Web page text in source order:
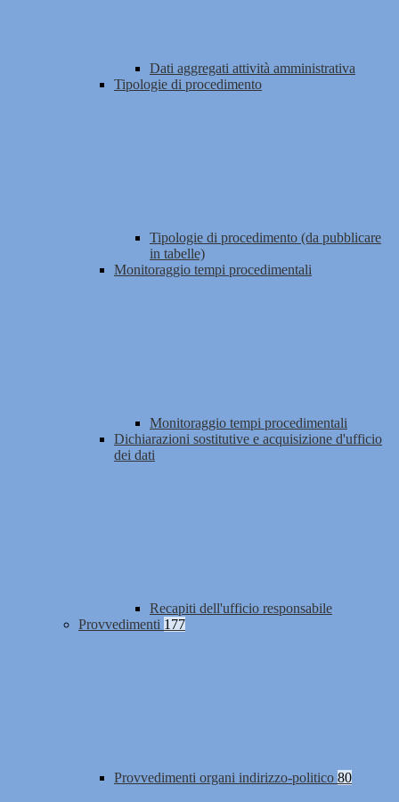
Dati aggregati attività amministrativa
Tipologie di procedimento
Tipologie di procedimento (da pubblicare
in tabelle)
Monitoraggio tempi procedimentali
Monitoraggio tempi procedimentali
Dichiarazioni sostitutive e acquisizione d'ufficio
dei dati
Recapiti dell'ufficio responsabile
Provvedimenti 177
Provvedimenti organi indirizzo-politico 80